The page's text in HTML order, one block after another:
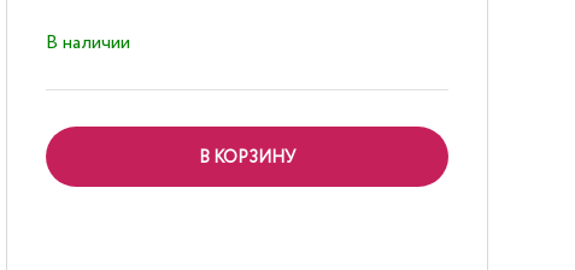
В наличии
В КОРЗИНУ